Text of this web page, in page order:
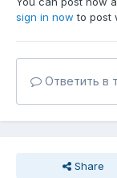
sign in now to post
Ответить в
Share